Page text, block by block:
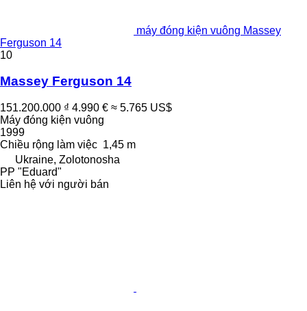
máy đóng kiện vuông Massey
Ferguson 14
10
Massey Ferguson 14
151.200.000 ₫ 4.990 € ≈ 5.765 US$
Máy đóng kiện vuông
1999
Chiều rộng làm việc 1,45 m
Ukraine, Zolotonosha
PP "Eduard"
Liên hệ với người bán